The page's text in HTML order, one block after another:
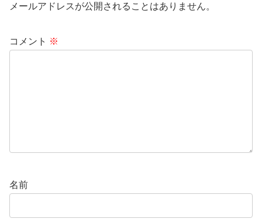
メールアドレスが公開されることはありません。
コメント ※
名前